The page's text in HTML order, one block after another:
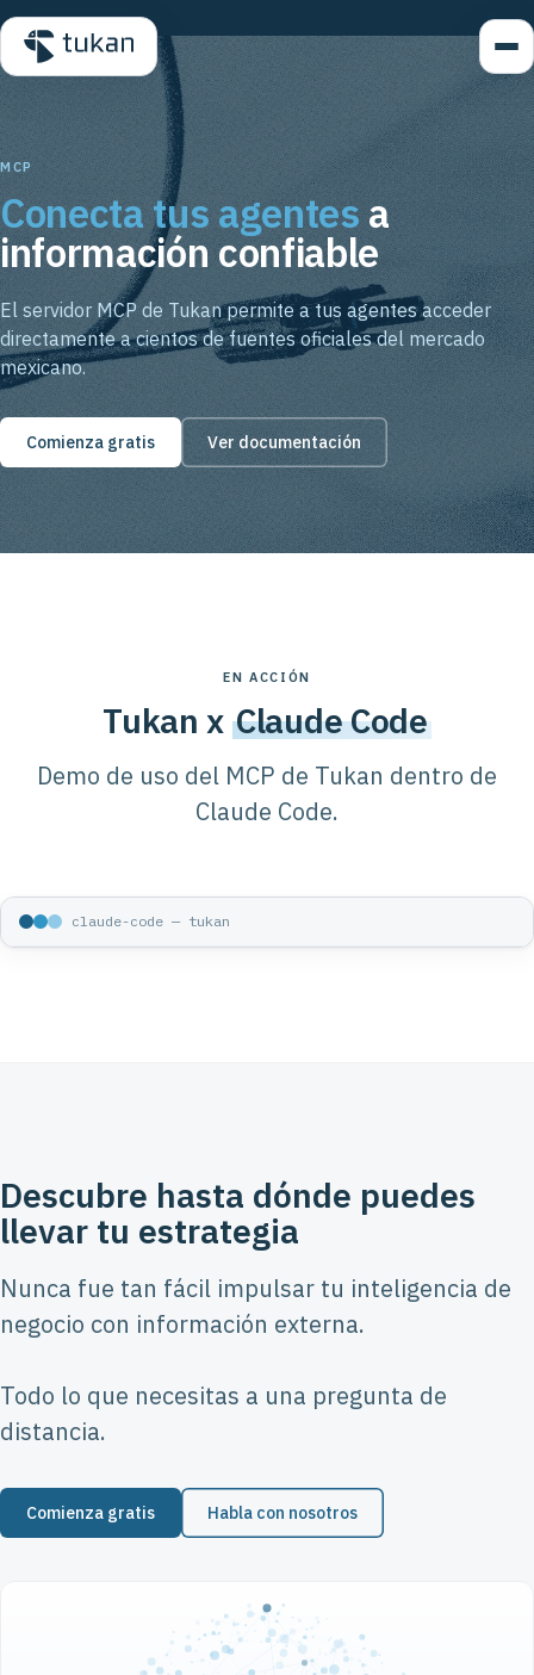
MCP
Conecta tus agentesa
información confiable
El servidor MCP de Tukan permite a tus agentes acceder
directamente a cientos de fuentes oficiales del mercado
mexicano.
Comienza gratis Ver documentación
EN ACCIÓN
Tukan x Claude Code
Demo de uso del MCP de Tukan dentro de
Claude Code.
claude-code — tukan
Descubre hasta dónde puedes
llevar tu estrategia
Nunca fue tan fácil impulsar tu inteligencia de
negocio con información externa.
Todo lo que necesitas a una pregunta de
distancia.
Comienza gratis Habla con nosotros